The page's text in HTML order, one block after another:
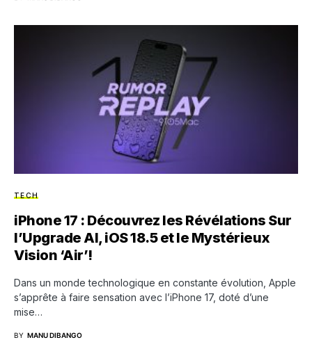
TECH
iPhone 17 : Découvrez les Révélations Sur
l’Upgrade AI, iOS 18.5 et le Mystérieux
Vision ‘Air’!
Dans un monde technologique en constante évolution, Apple
s’apprête à faire sensation avec l’iPhone 17, doté d’une
mise…
BY MANU DIBANGO